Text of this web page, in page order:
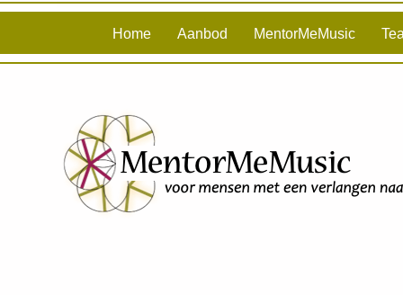
Home Aanbod MentorMeMusic